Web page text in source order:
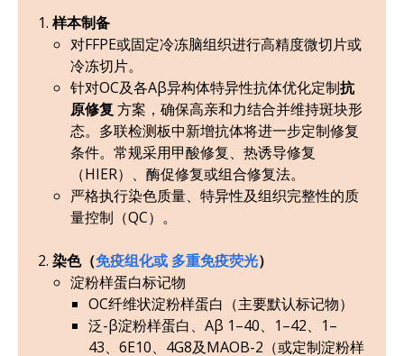
样本制备
对FFPE或固定冷冻脑组织进行高精度微切片或
冷冻切片。
针对OC及各Aβ异构体特异性抗体优化定制抗
原修复 方案，确保高亲和力结合并维持斑块形
态。多联检测板中新增抗体将进一步定制修复
条件。常规采用甲酸修复、热诱导修复
（HIER）、酶促修复或组合修复法。
严格执行染色质量、特异性及组织完整性的质
量控制（QC）。
染色（免疫组化或 多重免疫荧光）
淀粉样蛋白标记物
OC纤维状淀粉样蛋白（主要默认标记物）
泛-β淀粉样蛋白、Aβ 1–40、1–42、1–
43、6E10、4G8及MAOB-2（或定制淀粉样